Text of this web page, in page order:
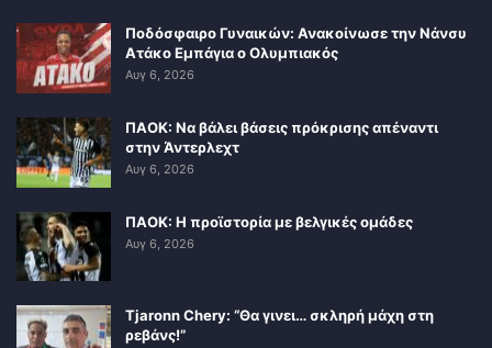
Ποδόσφαιρο Γυναικών: Ανακοίνωσε την Νάνσυ
Ατάκο Εμπάγια ο Ολυμπιακός
Αυγ 6, 2026
ΠΑΟΚ: Να βάλει βάσεις πρόκρισης απέναντι
στην Άντερλεχτ
Αυγ 6, 2026
ΠΑΟΚ: Η προϊστορία με βελγικές ομάδες
Αυγ 6, 2026
Tjaronn Chery: “Θα γινει… σκληρή μάχη στη
ρεβάνς!”